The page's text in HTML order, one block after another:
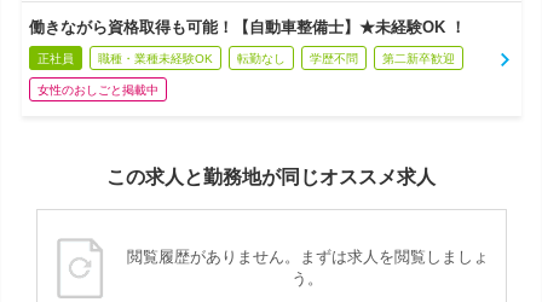
働きながら資格取得も可能！【自動車整備士】★未経験OK ！
正社員 職種・業種未経験OK 転勤なし 学歴不問 第二新卒歓迎
女性のおしごと掲載中
この求人と勤務地が同じオススメ求人
閲覧履歴がありません。まずは求人を閲覧しましょ
う。